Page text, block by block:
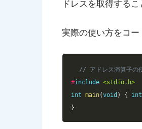
ドレスを取得する
実際の使い方をコー
// アドレス演算子の
#include <stdio.h>
int main(void ) { int
}